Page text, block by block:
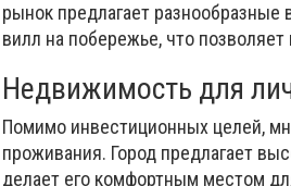
рынок предлагает
вилл на побережье, что
Недвижимость для
Помимо инвестиционных целей,
проживания. Город предлагает
делает его комфортным местом